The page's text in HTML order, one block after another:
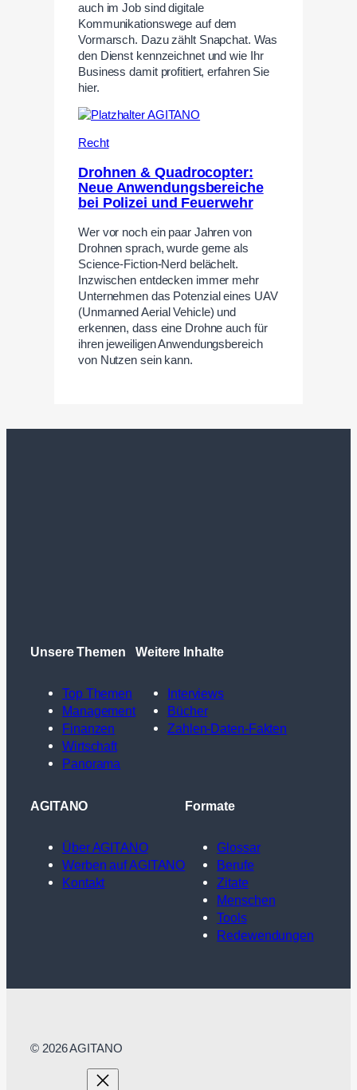
auch im Job sind digitale
Kommunikationswege auf dem
Vormarsch. Dazu zählt Snapchat. Was
den Dienst kennzeichnet und wie Ihr
Business damit profitiert, erfahren Sie
hier.
Recht
Drohnen & Quadrocopter:
Neue Anwendungsbereiche
bei Polizei und Feuerwehr
Wer vor noch ein paar Jahren von
Drohnen sprach, wurde gerne als
Science-Fiction-Nerd belächelt.
Inzwischen entdecken immer mehr
Unternehmen das Potenzial eines UAV
(Unmanned Aerial Vehicle) und
erkennen, dass eine Drohne auch für
ihren jeweiligen Anwendungsbereich
von Nutzen sein kann.
Unsere Themen
Top Themen
Management
Finanzen
Wirtschaft
Panorama
Weitere Inhalte
Interviews
Bücher
Zahlen-Daten-Fakten
AGITANO
Über AGITANO
Werben auf AGITANO
Kontakt
Formate
Glossar
Berufe
Zitate
Menschen
Tools
Redewendungen
© 2026 AGITANO